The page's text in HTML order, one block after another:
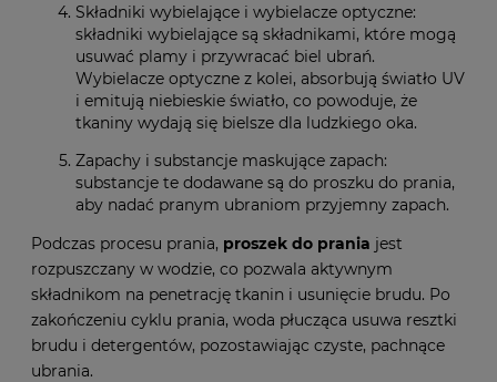
Składniki wybielające i wybielacze optyczne:
składniki wybielające są składnikami, które mogą
usuwać plamy i przywracać biel ubrań.
Wybielacze optyczne z kolei, absorbują światło UV
i emitują niebieskie światło, co powoduje, że
tkaniny wydają się bielsze dla ludzkiego oka.
Zapachy i substancje maskujące zapach:
substancje te dodawane są do proszku do prania,
aby nadać pranym ubraniom przyjemny zapach.
Podczas procesu prania, proszek do prania jest
rozpuszczany w wodzie, co pozwala aktywnym
składnikom na penetrację tkanin i usunięcie brudu. Po
zakończeniu cyklu prania, woda płucząca usuwa resztki
brudu i detergentów, pozostawiając czyste, pachnące
ubrania.